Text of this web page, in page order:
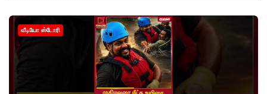
வீடியோ ஸ்டோரி